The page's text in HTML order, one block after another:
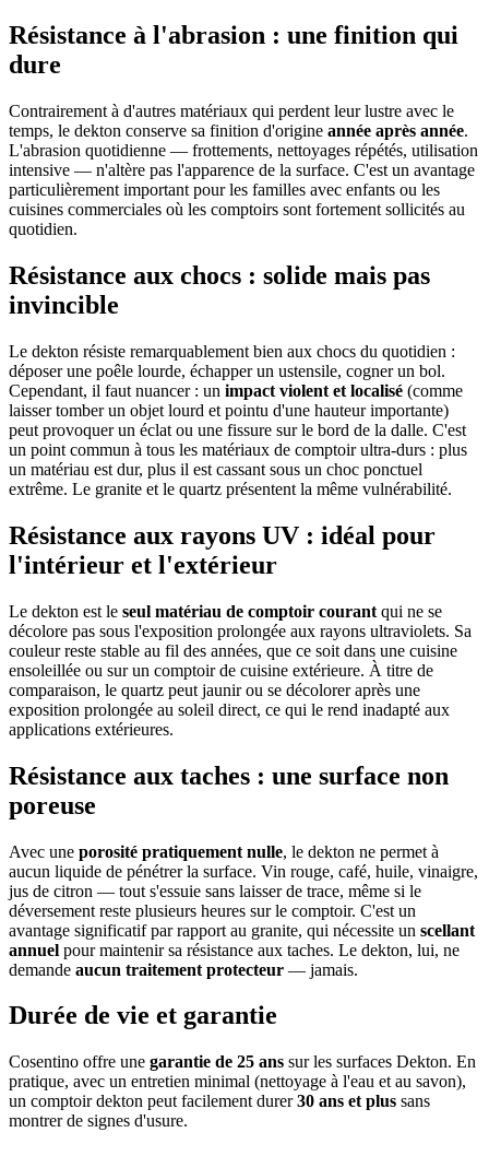
Résistance à l'abrasion : une finition qui
dure
Contrairement à d'autres matériaux qui perdent leur lustre avec le
temps, le dekton conserve sa finition d'origine année après année.
L'abrasion quotidienne — frottements, nettoyages répétés, utilisation
intensive — n'altère pas l'apparence de la surface. C'est un avantage
particulièrement important pour les familles avec enfants ou les
cuisines commerciales où les comptoirs sont fortement sollicités au
quotidien.
Résistance aux chocs : solide mais pas
invincible
Le dekton résiste remarquablement bien aux chocs du quotidien :
déposer une poêle lourde, échapper un ustensile, cogner un bol.
Cependant, il faut nuancer : un impact violent et localisé (comme
laisser tomber un objet lourd et pointu d'une hauteur importante)
peut provoquer un éclat ou une fissure sur le bord de la dalle. C'est
un point commun à tous les matériaux de comptoir ultra-durs : plus
un matériau est dur, plus il est cassant sous un choc ponctuel
extrême. Le granite et le quartz présentent la même vulnérabilité.
Résistance aux rayons UV : idéal pour
l'intérieur et l'extérieur
Le dekton est le seul matériau de comptoir courant qui ne se
décolore pas sous l'exposition prolongée aux rayons ultraviolets. Sa
couleur reste stable au fil des années, que ce soit dans une cuisine
ensoleillée ou sur un comptoir de cuisine extérieure. À titre de
comparaison, le quartz peut jaunir ou se décolorer après une
exposition prolongée au soleil direct, ce qui le rend inadapté aux
applications extérieures.
Résistance aux taches : une surface non
poreuse
Avec une porosité pratiquement nulle, le dekton ne permet à
aucun liquide de pénétrer la surface. Vin rouge, café, huile, vinaigre,
jus de citron — tout s'essuie sans laisser de trace, même si le
déversement reste plusieurs heures sur le comptoir. C'est un
avantage significatif par rapport au granite, qui nécessite un scellant
annuel pour maintenir sa résistance aux taches. Le dekton, lui, ne
demande aucun traitement protecteur — jamais.
Durée de vie et garantie
Cosentino offre une garantie de 25 ans sur les surfaces Dekton. En
pratique, avec un entretien minimal (nettoyage à l'eau et au savon),
un comptoir dekton peut facilement durer30 ans et plus sans
montrer de signes d'usure.